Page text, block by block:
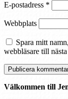
E-postadress *
Webbplats
Spara mitt
webbläsare till
Välkommen till